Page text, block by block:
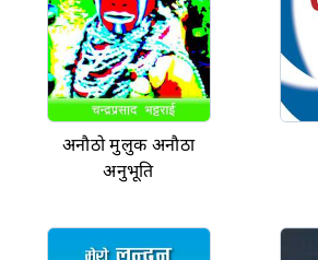
अनाैठो मुलुक अनाैठा
अनुभूति